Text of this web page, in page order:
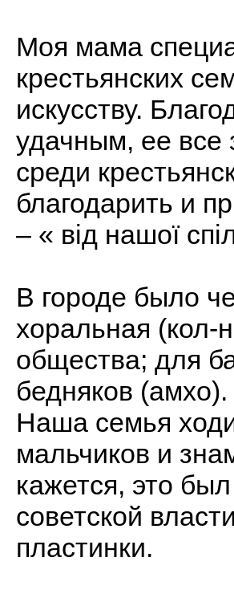
Моя мама
крестьянских
искусству.
удачным, ее все
среди
благодарить и
– « від нашої
В городе было
хоральная
общества; для
бедняков
Наша семья
мальчиков и
кажется, это
советской
пластинки.